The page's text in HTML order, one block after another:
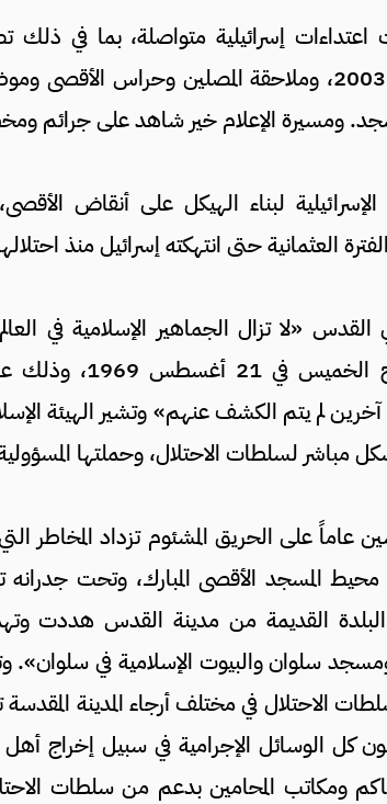
إسرائيلية متواصلة، بما في ذلك
للمسجد بدءا من العام 2003، وملاحقة المصلين وحراس
ومسيرة الإعلام خير شاهد على جرائم
الإسرائيلية لبناء الهيكل على أنقاض
العثمانية حتى انتهكته إسرائيل منذ احتلالها
في القدس «لا تزال الجماهير الإسلامية في
المشئوم الذي وقع
لم يتم الكشف عنهم» وتشير الهيئة الإسلامية
مباشر لسلطات الاحتلال، وحملتها
على الحريق المشئوم تزداد المخاطر التي
محيط المسجد الأقصى المبارك، وتحت جدرانه
البلدة القديمة من مدينة القدس هددت
سلوان والبيوت الإسلامية في سلوان».
الاحتلال في مختلف أرجاء المدينة
كل الوسائل الإجرامية في سبيل إخراج
ومكاتب المحامين بدعم من سلطات